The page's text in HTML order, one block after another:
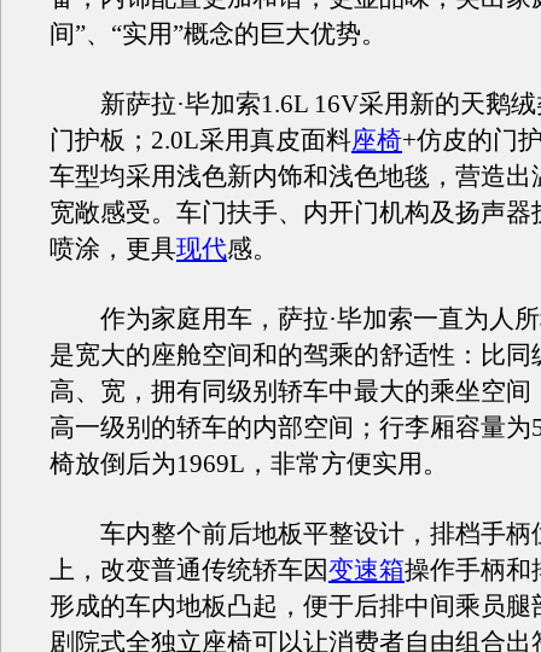
间”、“实用”概念的巨大优势。
新萨拉·毕加索1.6L 16V采用新的天鹅绒
门护板；2.0L采用真皮面料座椅+仿皮的门
车型均采用浅色新内饰和浅色地毯，营造出
宽敞感受。车门扶手、内开门机构及扬声器
喷涂，更具现代感。
作为家庭用车，萨拉·毕加索一直为人所
是宽大的座舱空间和的驾乘的舒适性：比同
高、宽，拥有同级别轿车中最大的乘坐空间
高一级别的轿车的内部空间；行李厢容量为
椅放倒后为1969L，非常方便实用。
车内整个前后地板平整设计，排档手柄
上，改变普通传统轿车因变速箱操作手柄和
形成的车内地板凸起，便于后排中间乘员腿
剧院式全独立座椅可以让消费者自由组合出